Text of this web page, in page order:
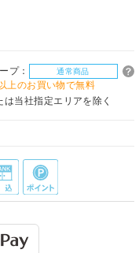
プ： 通常商品
上のお買い物で無料
当社指定エリアを除く